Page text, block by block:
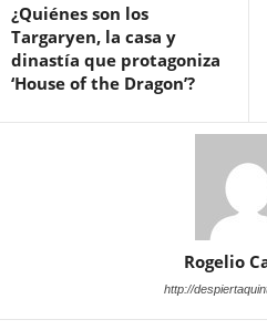
¿Quiénes son los
Targaryen, la casa y
dinastía que protagoniza
‘House of the Dragon’?
Rogelio
http://